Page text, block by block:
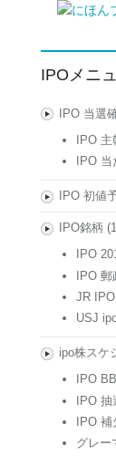
IPOメニ
IPO 当選
IPO
IPO
IPO 初値
IPO銘柄
IPO
IPO 郵
JR IPO
USJ
ipo株スケ
IPO BB
IPO 抽
IPO 補
グレー